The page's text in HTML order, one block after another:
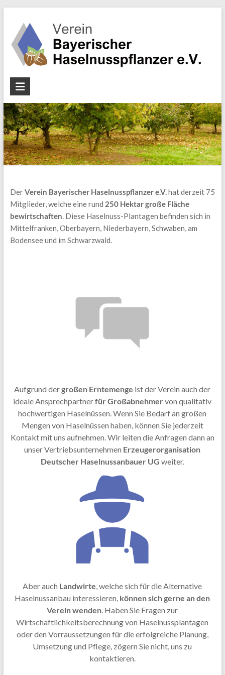
springen
Verein
Bayerischer
Haselnusspflanzer
e.V.
DerVerein Bayerischer Haselnusspflanzer e.V.hat derzeit 75
Mitglieder, welche eine rund 250 Hektar große Fläche
bewirtschaften. Diese Haselnuss-Plantagen befinden sich in
Mittelfranken, Oberbayern, Niederbayern, Schwaben, am
Bodensee und im Schwarzwald.
Aufgrund dergroßen Erntemenge ist der Verein auch der
ideale Ansprechpartnerfür Großabnehmervon qualitativ
hochwertigen Haselnüssen. Wenn Sie Bedarf an großen
Mengen von Haselnüssen haben, können Sie jederzeit
Kontakt mit uns aufnehmen. Wir leiten die Anfragen dann an
unser Vertriebsunternehmen Erzeugerorganisation
Deutscher Haselnussanbauer UG weiter.
Aber auch Landwirte, welche sich für die Alternative
Haselnussanbau interessieren, können sich gerne an den
Verein wenden. Haben Sie Fragen zur
Wirtschaftlichkeitsberechnung von Haselnussplantagen
oder den Vorraussetzungen für die erfolgreiche Planung,
Umsetzung und Pflege, zögern Sie nicht, uns zu
kontaktieren.